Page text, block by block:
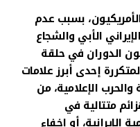
بسبب عدم
الأبي والشجاع
الدوران في حلقة
إحدى أبرز علامات
والحرب الإعلامية، من
متتالية في
أو إخفاء